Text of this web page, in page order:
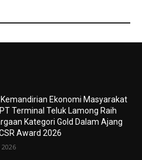
Kemandirian Ekonomi Masyarakat
Terminal Teluk Lamong Raih
Kategori Gold Dalam Ajang
Award 2026